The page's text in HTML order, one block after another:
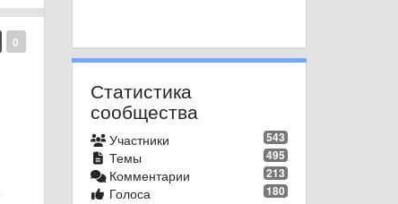
0
Статистика
сообщества
543
Участники
495
Темы
213
Комментарии
180
Голоса